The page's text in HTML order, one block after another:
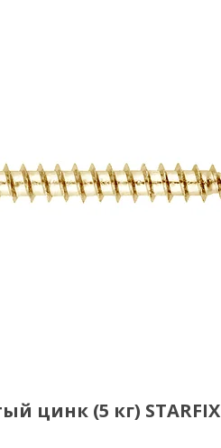
цинк (5 кг) STARFIX